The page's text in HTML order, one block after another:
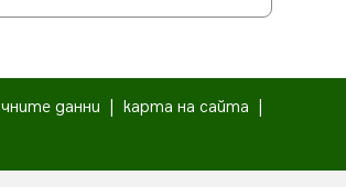
данни карта на сайта